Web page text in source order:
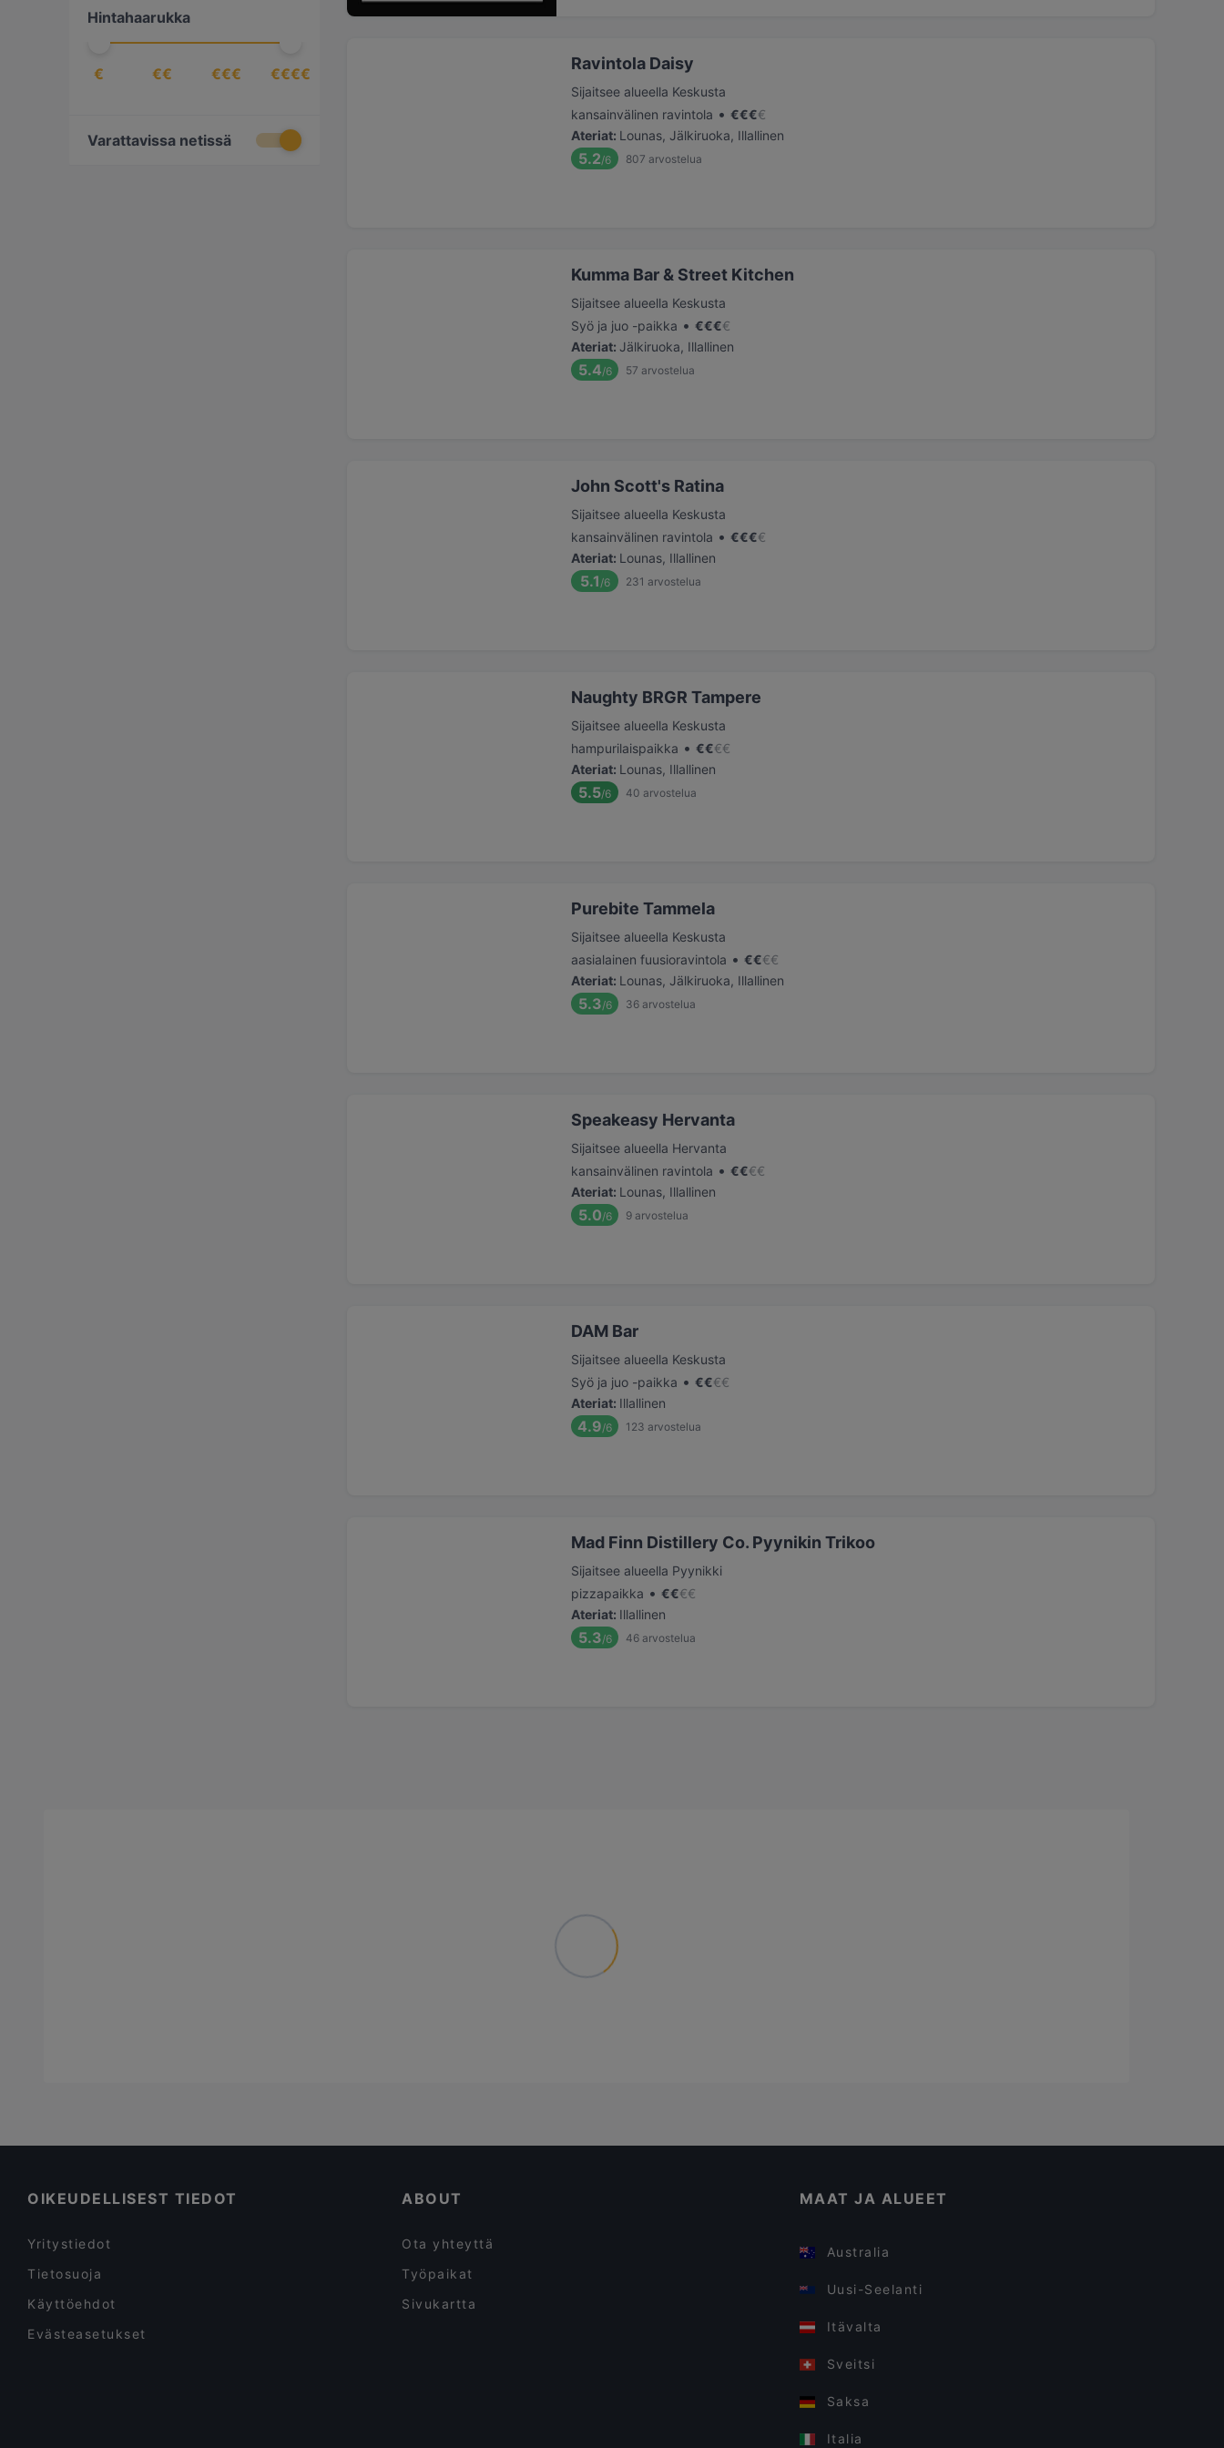
Hintahaarukka
€ €€ €€€ €€€€
Varattavissa netissä
Ravintola Daisy
Sijaitsee alueella Keskusta
kansainvälinen ravintola • €€€€
Ateriat: Lounas, Jälkiruoka, Illallinen
5.2/6 807 arvostelua
Kumma Bar & Street Kitchen
Sijaitsee alueella Keskusta
Syö ja juo -paikka • €€€€
Ateriat: Jälkiruoka, Illallinen
5.4/6 57 arvostelua
John Scott's Ratina
Sijaitsee alueella Keskusta
kansainvälinen ravintola • €€€€
Ateriat: Lounas, Illallinen
5.1 /6 231 arvostelua
Naughty BRGR Tampere
Sijaitsee alueella Keskusta
hampurilaispaikka • €€€€
Ateriat: Lounas, Illallinen
5.5/6 40 arvostelua
Purebite Tammela
Sijaitsee alueella Keskusta
aasialainen fuusioravintola • €€€€
Ateriat: Lounas, Jälkiruoka, Illallinen
5.3/6 36 arvostelua
Speakeasy Hervanta
Sijaitsee alueella Hervanta
kansainvälinen ravintola • €€€€
Ateriat: Lounas, Illallinen
5.0/6 9 arvostelua
DAM Bar
Sijaitsee alueella Keskusta
Syö ja juo -paikka • €€€€
Ateriat: Illallinen
4.9/6 123 arvostelua
Mad Finn Distillery Co. Pyynikin Trikoo
Sijaitsee alueella Pyynikki
pizzapaikka • €€€€
Ateriat: Illallinen
5.3/6 46 arvostelua
OIKEUDELLISEST TIEDOT
Yritystiedot
Tietosuoja
Käyttöehdot
Evästeasetukset
ABOUT
Ota yhteyttä
Työpaikat
Sivukartta
MAAT JA ALUEET
Australia
Uusi-Seelanti
Itävalta
Sveitsi
Saksa
Italia